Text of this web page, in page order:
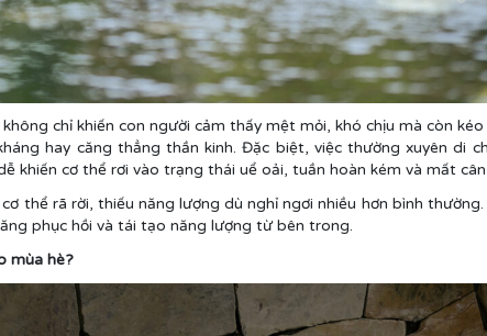
chỉ khiến con người cảm thấy mệt mỏi, khó chịu mà còn
hay căng thẳng thần kinh. Đặc biệt, việc thường xuyên di
khiến cơ thể rơi vào trạng thái uể oải, tuần hoàn kém và mất
thể rã rời, thiếu năng lượng dù nghỉ ngơi nhiều hơn bình
phục hồi và tái tạo năng lượng từ bên trong.
mùa hè?